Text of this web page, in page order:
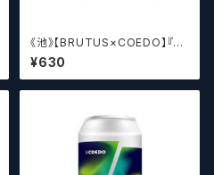
《池》【BRUTUS×COEDO】『SA
ÚDE（サウージ）』【クラフトビー
ルシザーズ】
¥630